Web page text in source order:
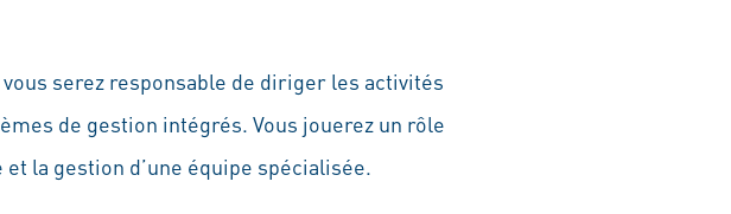
vous serez responsable de diriger les activités
de gestion intégrés. Vous jouerez un rôle
la gestion d’une équipe spécialisée.